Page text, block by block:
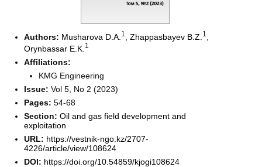
Authors: Musharova D.A. 1 ,Zhappasbayev B.Z. 1
Orynbassar E.K. 1
Affiliations:
KMG Engineering
Issue:Vol 5, No 2 (2023)
Pages:54-68
Section:Oil and gas field development and
exploitation
URL: https://vestnik-ngo.kz/2707-
4226/article/view/108624
DOI: https://doi.org/10.54859/kjogi108624